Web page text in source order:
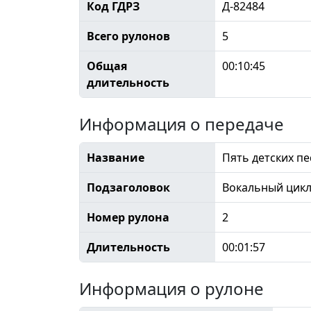
Код ГДРЗ
Д-82484
Всего рулонов
5
Общая
длительность
00:10:45
Информация о передаче
Название
Пять детских
Подзаголовок
Вокальный цикл
Номер рулона
2
Длительность
00:01:57
Информация о рулоне